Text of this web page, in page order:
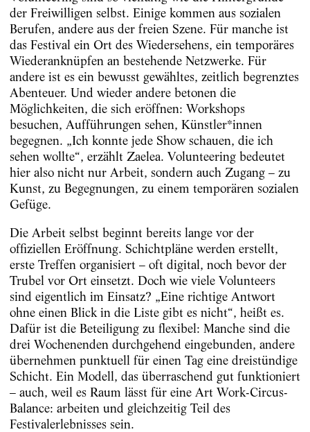
der Freiwilligen selbst. Einige kommen aus sozialen
Berufen, andere aus der freien Szene. Für manche ist
das Festival ein Ort des Wiedersehens, ein temporäres
Wiederanknüpfen an bestehende Netzwerke. Für
andere ist es ein bewusst gewähltes, zeitlich begrenztes
Abenteuer. Und wieder andere betonen die
Möglichkeiten, die sich eröffnen: Workshops
besuchen, Aufführungen sehen, Künstler*innen
begegnen. „Ich konnte jede Show schauen, die ich
sehen wollte“, erzählt Zaelea. Volunteering bedeutet
hier also nicht nur Arbeit, sondern auch Zugang – zu
Kunst, zu Begegnungen, zu einem temporären sozialen
Gefüge.
Die Arbeit selbst beginnt bereits lange vor der
offiziellen Eröffnung. Schichtpläne werden erstellt,
erste Treffen organisiert – oft digital, noch bevor der
Trubel vor Ort einsetzt. Doch wie viele Volunteers
sind eigentlich im Einsatz? „Eine richtige Antwort
ohne einen Blick in die Liste gibt es nicht“, heißt es.
Dafür ist die Beteiligung zu flexibel: Manche sind die
drei Wochenenden durchgehend eingebunden, andere
übernehmen punktuell für einen Tag eine dreistündige
Schicht. Ein Modell, das überraschend gut funktioniert
– auch, weil es Raum lässt für eine Art Work-Circus-
Balance: arbeiten und gleichzeitig Teil des
Festivalerlebnisses sein.